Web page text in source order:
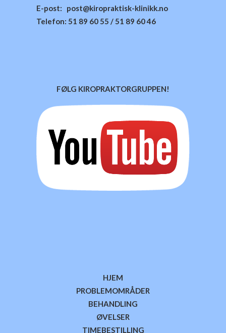
E-post: post@kiropraktisk-klinikk.no
Telefon: 51 89 60 55 / 51 89 60 46
FØLG KIROPRAKTORGRUPPEN!
HJEM
PROBLEMOMRÅDER
BEHANDLING
ØVELSER
TIMEBESTILLING